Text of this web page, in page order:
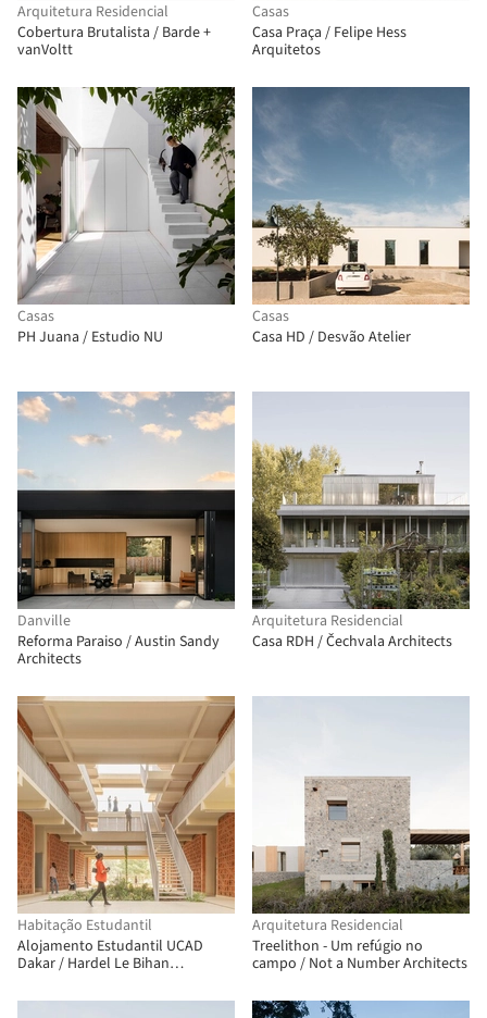
Arquitetura Residencial
Cobertura Brutalista / Barde +
vanVoltt
Casas
Casa Praça / Felipe Hess
Arquitetos
Casas
PH Juana / Estudio NU
Casas
Casa HD / Desvão Atelier
Danville
Reforma Paraiso / Austin Sandy
Architects
Arquitetura Residencial
Casa RDH / Čechvala Architects
Habitação Estudantil
Alojamento Estudantil UCAD
Dakar / Hardel Le Bihan
Arquitetura Residencial
Treelithon - Um refúgio no
campo / Not a Number Architects